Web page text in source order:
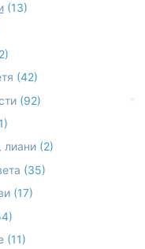
(13)
(42)
(92)
лиани (2)
(35)
(17)
(11)